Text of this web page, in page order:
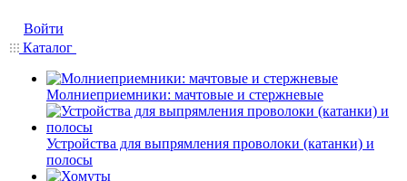
Войти
Каталог
Молниеприемники: мачтовые и стержневые
Устройства для выпрямления проволоки (катанки) и
полосы